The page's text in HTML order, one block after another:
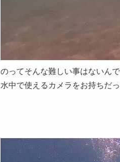
のってそんな難しい事はないん
水中で使えるカメラをお持ちだ